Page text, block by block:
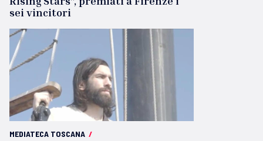
sei vincitori
MEDIATECA TOSCANA /